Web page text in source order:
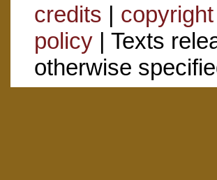
credits | copyright
policy| Texts
otherwise